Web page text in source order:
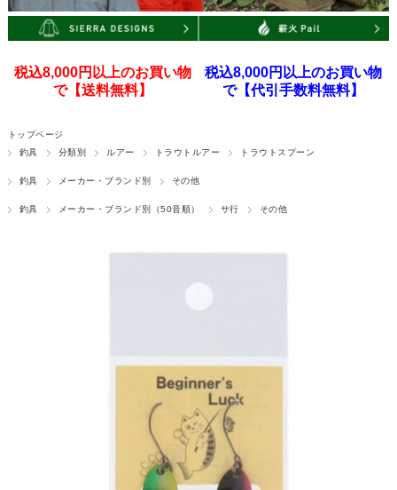
税込8,000円以上のお買い物
で【送料無料】
税込8,000円以上のお買い物
で【代引手数料無料】
トップページ
釣具
分類別 ルアー トラウトルアー トラウトスプーン
釣具 メーカー・ブランド別 その他
釣具 メーカー・ブランド別（50音順） サ行 その他